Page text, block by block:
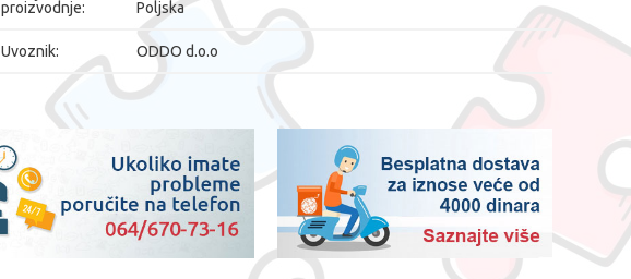
proizvodnje:
Poljska
Uvoznik: ODDO d.o.o